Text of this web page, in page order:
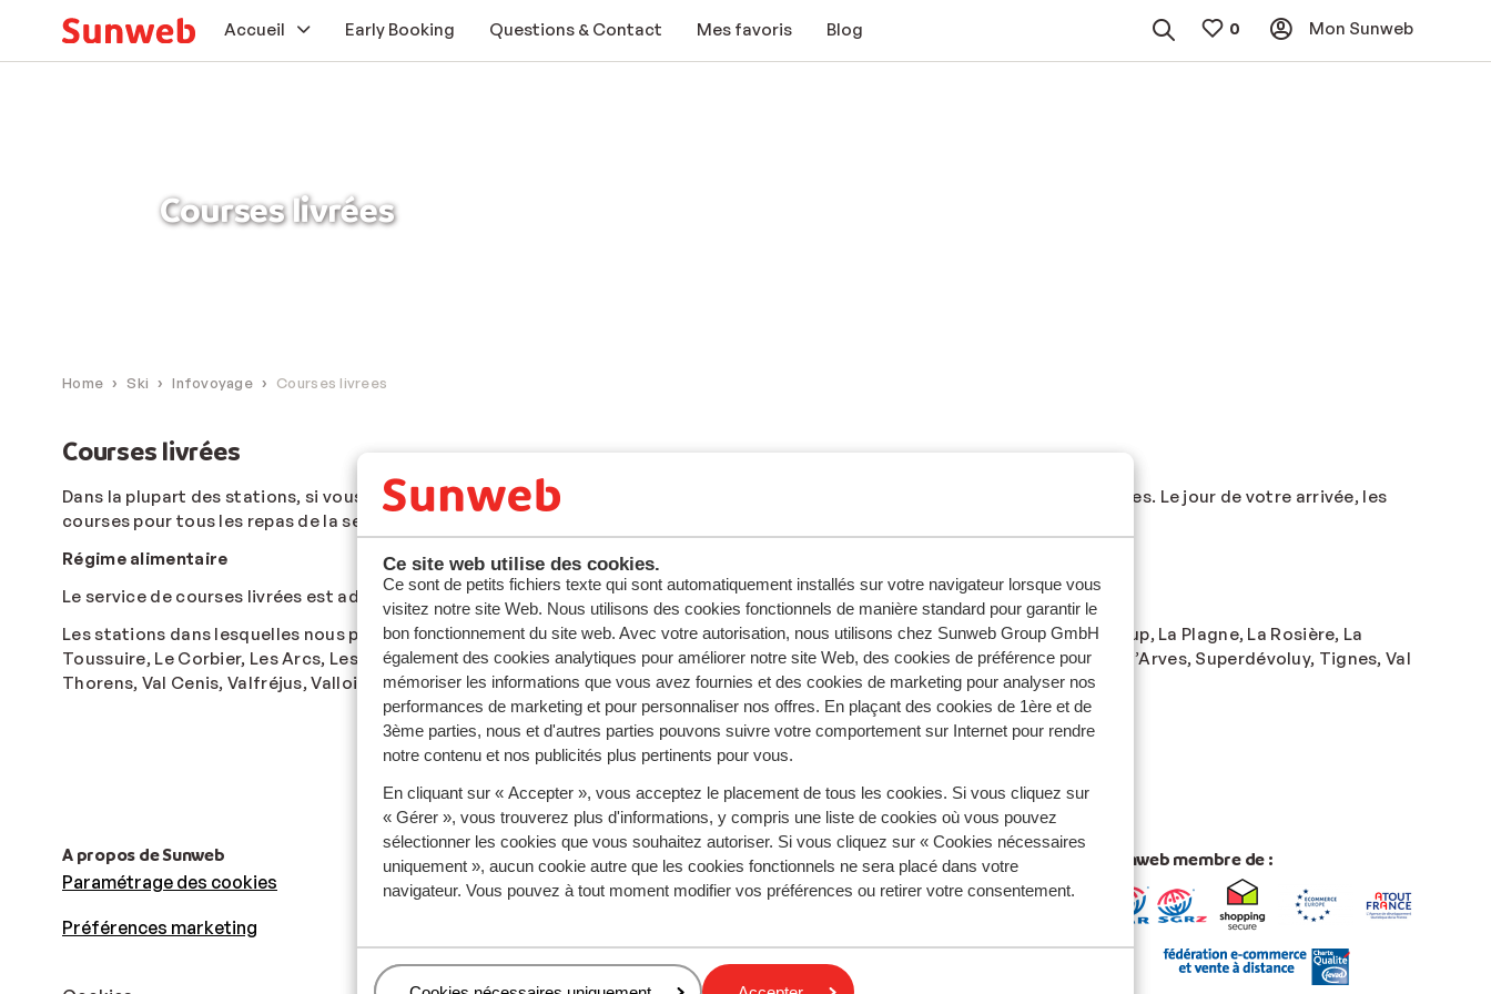
Ce site web utilise des cookies.
Ce sont de petits fichiers texte qui sont automatiquement installés sur votre navigateur lorsque vous
visitez notre site Web. Nous utilisons des cookies fonctionnels de manière standard pour garantir le
bon fonctionnement du site web. Avec votre autorisation, nous utilisons chez Sunweb Group GmbH
également des cookies analytiques pour améliorer notre site Web, des cookies de préférence pour
mémoriser les informations que vous avez fournies et des cookies de marketing pour analyser nos
performances de marketing et pour personnaliser nos offres. En plaçant des cookies de 1ère et de
3ème parties, nous et d'autres parties pouvons suivre votre comportement sur Internet pour rendre
notre contenu et nos publicités plus pertinents pour vous.
En cliquant sur « Accepter », vous acceptez le placement de tous les cookies. Si vous cliquez sur
« Gérer », vous trouverez plus d'informations, y compris une liste de cookies où vous pouvez
sélectionner les cookies que vous souhaitez autoriser. Si vous cliquez sur « Cookies nécessaires
uniquement », aucun cookie autre que les cookies fonctionnels ne sera placé dans votre
navigateur. Vous pouvez à tout moment modifier vos préférences ou retirer votre consentement.
Accueil Early Booking Questions & Contact Mes favoris Blog Mon Sunweb
En voitureCourses livrées
Home Ski Infovoyage Courses livrees
Courses livrées
Dans la plupart des stations, si vous choisissez une location en résidence, nous vous proposons un service de livraison de courses. Le jour de votre arrivée, les
courses pour tous les repas de la semaine sont livrées directement à votre résidence.
Régime alimentaire
Le service de courses livrées est adapté au régime alimentaire végétarien ou halal, pour les adultes comme pour les enfants.
Les stations dans lesquelles nous proposons les courses livrées sont les suivantes : l’Alpe d’Huez, Avoriaz, Flaine, La Joue du Loup, La Plagne, La Rosière, La
Toussuire, Le Corbier, Les Arcs, Les Deux Alpes, Les Menuires, Les Orres, Les Saisies, Saint-François-Longchamp, Saint-Sorlin-d’Arves, Superdévoluy, Tignes, Val
Thorens, Val Cenis, Valfréjus, Valloire, Valmeinier et Valmorel.
A propos de Sunweb
Paramétrage des cookies
Préférences marketing
Nos destinations
Les Arcs
La Toussuire
Toutes les destinations
Meilleur Tour Opérateur Ski du Monde Sunweb membre de :